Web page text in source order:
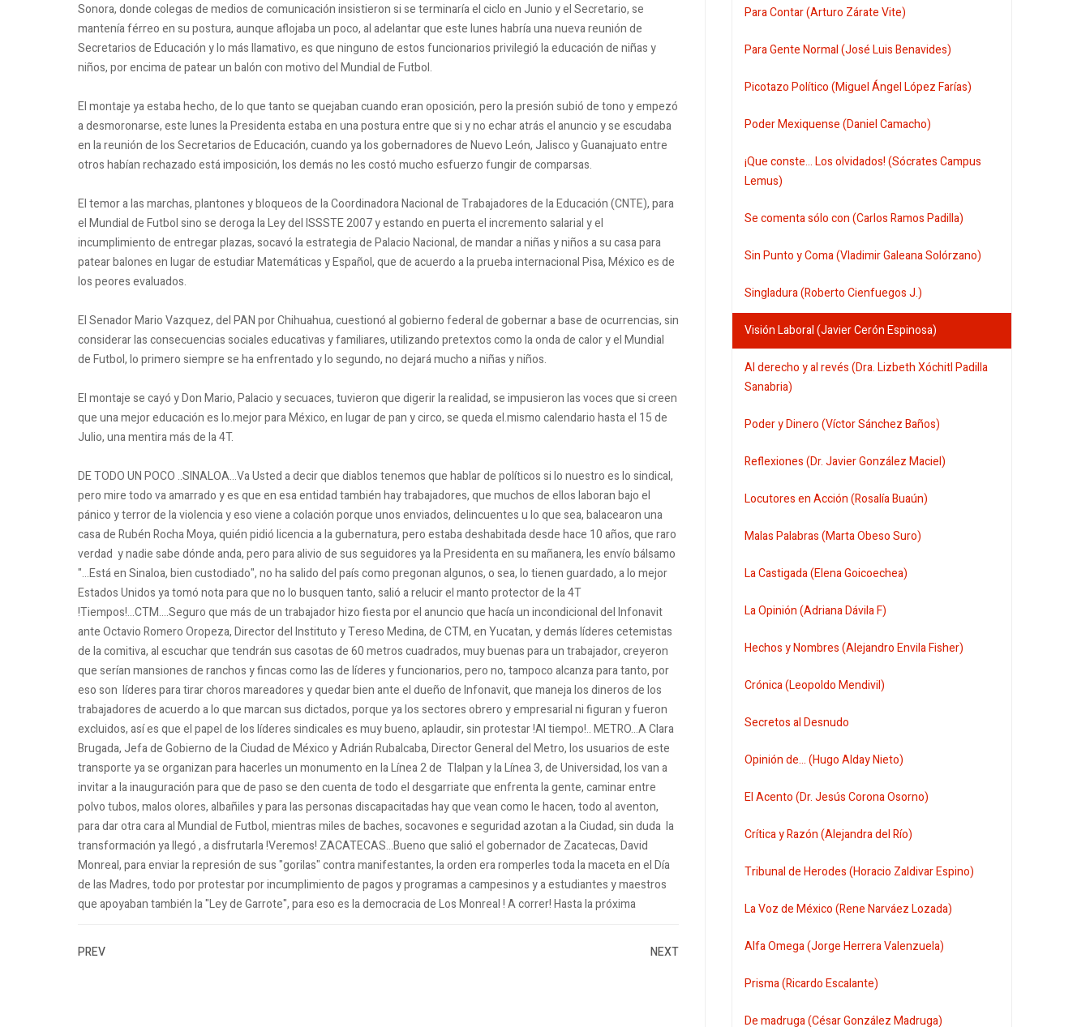
Sonora, donde colegas de medios de comunicación insistieron si se terminaría el ciclo en Junio y el Secretario, se
mantenía férreo en su postura, aunque aflojaba un poco, al adelantar que este lunes habría una nueva reunión de
Secretarios de Educación y lo más llamativo, es que ninguno de estos funcionarios privilegió la educación de niñas y
niños, por encima de patear un balón con motivo del Mundial de Futbol.
El montaje ya estaba hecho, de lo que tanto se quejaban cuando eran oposición, pero la presión subió de tono y empezó
a desmoronarse, este lunes la Presidenta estaba en una postura entre que si y no echar atrás el anuncio y se escudaba
en la reunión de los Secretarios de Educación, cuando ya los gobernadores de Nuevo León, Jalisco y Guanajuato entre
otros habían rechazado está imposición, los demás no les costó mucho esfuerzo fungir de comparsas.
El temor a las marchas, plantones y bloqueos de la Coordinadora Nacional de Trabajadores de la Educación (CNTE), para
el Mundial de Futbol sino se deroga la Ley del ISSSTE 2007 y estando en puerta el incremento salarial y el
incumplimiento de entregar plazas, socavó la estrategia de Palacio Nacional, de mandar a niñas y niños a su casa para
patear balones en lugar de estudiar Matemáticas y Español, que de acuerdo a la prueba internacional Pisa, México es de
los peores evaluados.
El Senador Mario Vazquez, del PAN por Chihuahua, cuestionó al gobierno federal de gobernar a base de ocurrencias, sin
considerar las consecuencias sociales educativas y familiares, utilizando pretextos como la onda de calor y el Mundial
de Futbol, lo primero siempre se ha enfrentado y lo segundo, no dejará mucho a niñas y niños.
El montaje se cayó y Don Mario, Palacio y secuaces, tuvieron que digerir la realidad, se impusieron las voces que si creen
que una mejor educación es lo.mejor para México, en lugar de pan y circo, se queda el.mismo calendario hasta el 15 de
Julio, una mentira más de la 4T.
DE TODO UN POCO ..SINALOA...Va Usted a decir que diablos tenemos que hablar de políticos si lo nuestro es lo sindical,
pero mire todo va amarrado y es que en esa entidad también hay trabajadores, que muchos de ellos laboran bajo el
pánico y terror de la violencia y eso viene a colación porque unos enviados, delincuentes u lo que sea, balacearon una
casa de Rubén Rocha Moya, quién pidió licencia a la gubernatura, pero estaba deshabitada desde hace 10 años, que raro
verdad y nadie sabe dónde anda, pero para alivio de sus seguidores ya la Presidenta en su mañanera, les envío bálsamo
"...Está en Sinaloa, bien custodiado", no ha salido del país como pregonan algunos, o sea, lo tienen guardado, a lo mejor
Estados Unidos ya tomó nota para que no lo busquen tanto, salió a relucir el manto protector de la 4T
!Tiempos!...CTM....Seguro que más de un trabajador hizo fiesta por el anuncio que hacía un incondicional del Infonavit
ante Octavio Romero Oropeza, Director del Instituto y Tereso Medina, de CTM, en Yucatan, y demás líderes cetemistas
de la comitiva, al escuchar que tendrán sus casotas de 60 metros cuadrados, muy buenas para un trabajador, creyeron
que serían mansiones de ranchos y fincas como las de líderes y funcionarios, pero no, tampoco alcanza para tanto, por
eso son líderes para tirar choros mareadores y quedar bien ante el dueño de Infonavit, que maneja los dineros de los
trabajadores de acuerdo a lo que marcan sus dictados, porque ya los sectores obrero y empresarial ni figuran y fueron
excluidos, así es que el papel de los líderes sindicales es muy bueno, aplaudir, sin protestar !Al tiempo!.. METRO...A Clara
Brugada, Jefa de Gobierno de la Ciudad de México y Adrián Rubalcaba, Director General del Metro, los usuarios de este
transporte ya se organizan para hacerles un monumento en la Línea 2 de Tlalpan y la Línea 3, de Universidad, los van a
invitar a la inauguración para que de paso se den cuenta de todo el desgarriate que enfrenta la gente, caminar entre
polvo tubos, malos olores, albañiles y para las personas discapacitadas hay que vean como le hacen, todo al aventon,
para dar otra cara al Mundial de Futbol, mientras miles de baches, socavones e seguridad azotan a la Ciudad, sin duda la
transformación ya llegó , a disfrutarla !Veremos! ZACATECAS...Bueno que salió el gobernador de Zacatecas, David
Monreal, para enviar la represión de sus "gorilas" contra manifestantes, la orden era romperles toda la maceta en el Día
de las Madres, todo por protestar por incumplimiento de pagos y programas a campesinos y a estudiantes y maestros
que apoyaban también la "Ley de Garrote", para eso es la democracia de Los Monreal ! A correr! Hasta la próxima
PREV NEXT
Para Contar (Arturo Zárate Vite)
Para Gente Normal (José Luis Benavides)
Picotazo Político (Miguel Ángel López Farías)
Poder Mexiquense (Daniel Camacho)
¡Que conste... Los olvidados! (Sócrates Campus
Lemus)
Se comenta sólo con (Carlos Ramos Padilla)
Sin Punto y Coma (Vladimir Galeana Solórzano)
Singladura (Roberto Cienfuegos J.)
Visión Laboral (Javier Cerón Espinosa)
Al derecho y al revés (Dra. Lizbeth Xóchitl Padilla
Sanabria)
Poder y Dinero (Víctor Sánchez Baños)
Reflexiones (Dr. Javier González Maciel)
Locutores en Acción (Rosalía Buaún)
Malas Palabras (Marta Obeso Suro)
La Castigada (Elena Goicoechea)
La Opinión (Adriana Dávila F)
Hechos y Nombres (Alejandro Envila Fisher)
Crónica (Leopoldo Mendivil)
Secretos al Desnudo
Opinión de... (Hugo Alday Nieto)
El Acento (Dr. Jesús Corona Osorno)
Crítica y Razón (Alejandra del Río)
Tribunal de Herodes (Horacio Zaldivar Espino)
La Voz de México (Rene Narváez Lozada)
Alfa Omega (Jorge Herrera Valenzuela)
Prisma (Ricardo Escalante)
De madruga (César González Madruga)